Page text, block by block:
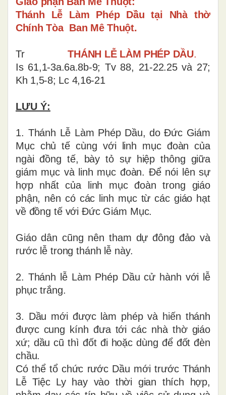
Thánh Lễ Làm Phép Dầu tại Nhà thờ
Chính Tòa Ban Mê Thuột.
Tr THÁNH LỄ LÀM PHÉP DẦU.
Is 61,1-3a.6a.8b-9; Tv 88, 21-22.25 và 27;
Kh 1,5-8; Lc 4,16-21
LƯU Ý:
1. Thánh Lễ Làm Phép Dầu, do Đức Giám
Mục chủ tế cùng với linh mục đoàn của
ngài đồng tế, bày tỏ sự hiệp thông giữa
giám mục và linh mục đoàn. Để nói lên sự
hợp nhất của linh mục đoàn trong giáo
phận, nên có các linh mục từ các giáo hạt
về đồng tế với Đức Giám Mục.
Giáo dân cũng nên tham dự đông đảo và
rước lễ trong thánh lễ này.
2. Thánh lễ Làm Phép Dầu cử hành với lễ
phục trắng.
3. Dầu mới được làm phép và hiến thánh
được cung kính đưa tới các nhà thờ giáo
xứ; dầu cũ thì đốt đi hoặc dùng để đốt đèn
chầu.
Có thể tổ chức rước Dầu mới trước Thánh
Lễ Tiệc Ly hay vào thời gian thích hợp,